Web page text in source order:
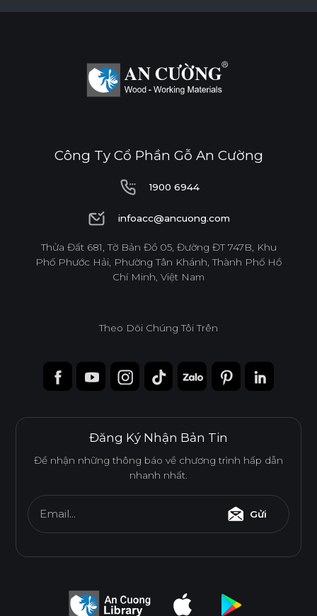
Công Ty Cổ Phần Gỗ An Cường
1900 6944
1900 6944
infoacc@ancuong.com
infoacc@ancuong.com
Thửa Đất 681, Tờ Bản Đồ 05, Đường ĐT 747B, Khu
Phố Phước Hải, Phường Tân Khánh, Thành Phố Hồ
Chí Minh, Việt Nam
Theo Dõi Chúng Tôi Trên
Đăng Ký Nhận Bản Tin
Để nhận những thông báo về chương trình hấp dẫn
nhanh nhất.
Email... Gửi